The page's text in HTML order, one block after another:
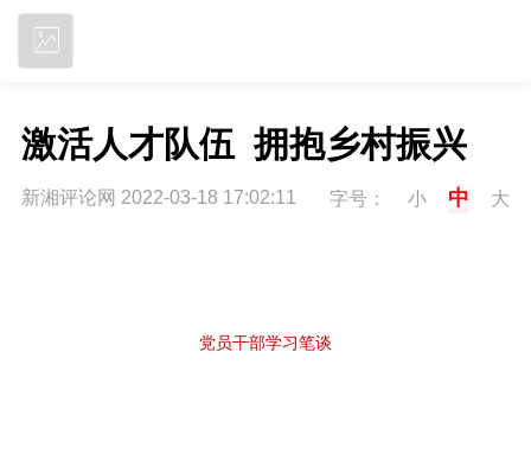
激活人才队伍  拥抱乡村振兴
新湘评论网 2022-03-18 17:02:11 字号： 小 中 大
党员干部学习笔谈